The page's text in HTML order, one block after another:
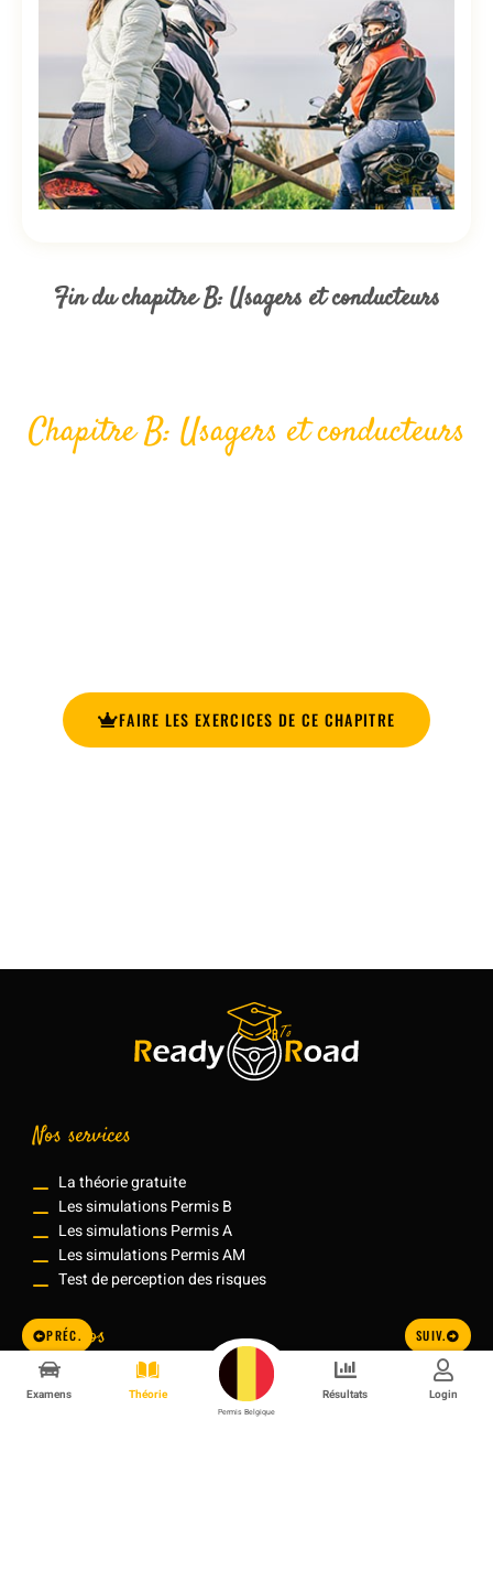
Fin du chapitreB: Usagers et conducteurs
ChapitreB: Usagers et conducteurs
FAIRE LES EXERCICES DE CE CHAPITRE
PRÉC. SUIV.
Nos services
La théorie gratuite
Les simulations Permis B
Les simulations Permis A
Les simulations Permis AM
Test de perception des risques
A propos
Méthodologie
Examens Théorie
Permis Belgique
Résultats Login